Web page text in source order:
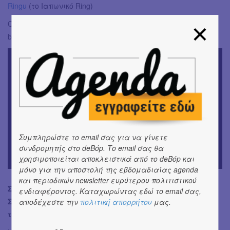
Ringu (το Ιαπωνικό Ring)
Ορίστε και μια αγαπημένη λίστα στο youtube για spooky
backround ήχο:
Σε αφήνουμε με ένα mindblowing fun fact: Αυτό το
Σάββατο για 1η φορά μετά το 2001 θα έχουμε
ταυτόχρονα Πανσέληνο και Halloween!!
Συμπληρώστε το email σας για να γίνετε
συνδρομητής στο deBόp. Το email σας θα
χρησιμοποιείται αποκλειστικά από το deBόp και
μόνο για την αποστολή της εβδομαδιαίας agenda
και περιοδικών newsletter ευρύτερου πολιτιστικού
ενδιαφέροντος. Καταχωρώντας εδώ το email σας,
αποδέχεστε την πολιτική απορρήτου μας.